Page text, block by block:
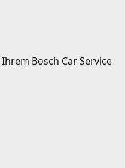
Bosch Car Service